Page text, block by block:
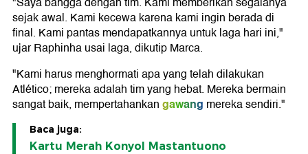
sejak awal. Kami kecewa karena kami ingin berada di
final. Kami pantas mendapatkannya untuk laga hari ini,"
ujar Raphinha usai laga, dikutip Marca.
"Kami harus menghormati apa yang telah dilakukan
Atlético; mereka adalah tim yang hebat. Mereka bermain
sangat baik, mempertahankangawang mereka sendiri."
Baca juga:
Kartu Merah Konyol Mastantuono